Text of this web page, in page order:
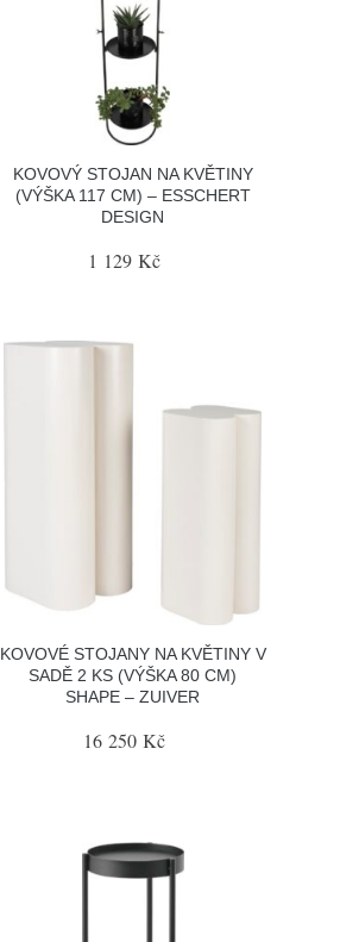
KOVOVÝ STOJAN NA KVĚTINY
(VÝŠKA 117 CM) – ESSCHERT
DESIGN
1 129 Kč
KOVOVÉ STOJANY NA KVĚTINY V
SADĚ 2 KS (VÝŠKA 80 CM)
SHAPE – ZUIVER
16 250 Kč